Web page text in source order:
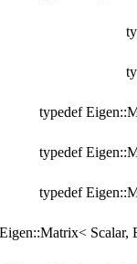
typedef
typedef
typedef